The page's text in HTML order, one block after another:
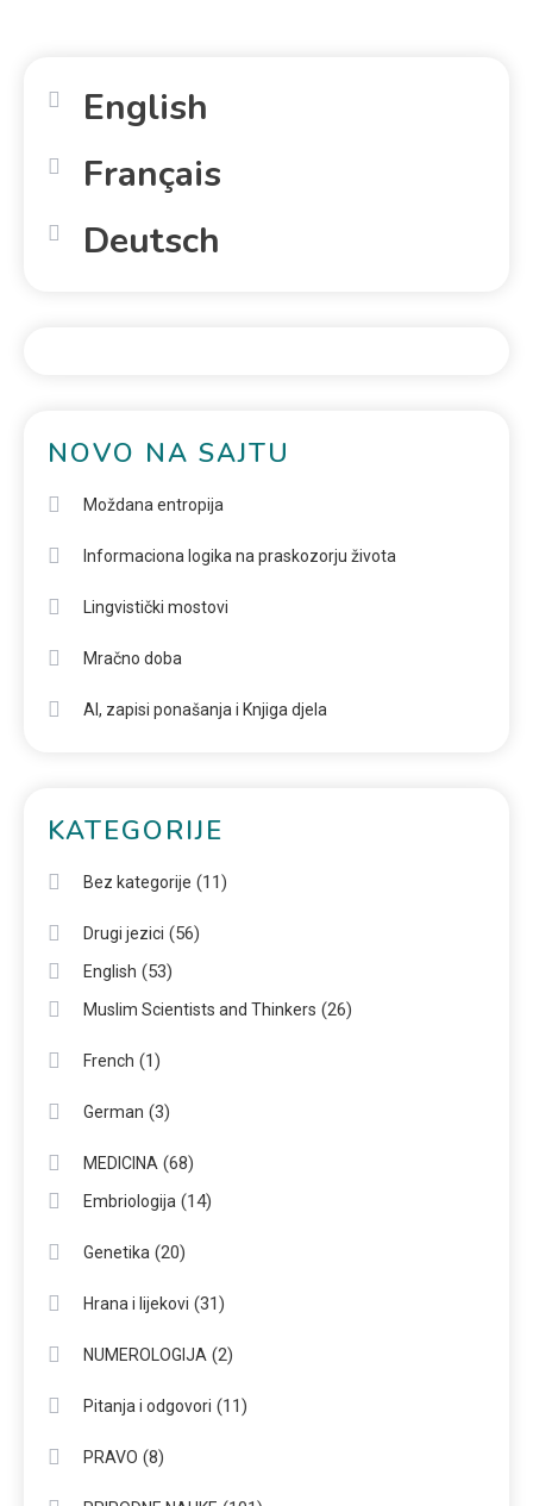
English
Français
Deutsch
NOVO NA SAJTU
Moždana entropija
Informaciona logika na praskozorju života
Lingvistički mostovi
Mračno doba
AI, zapisi ponašanja i Knjiga djela
KATEGORIJE
Bez kategorije (11)
Drugi jezici (56)
English (53)
Muslim Scientists and Thinkers (26)
French (1)
German (3)
MEDICINA (68)
Embriologija (14)
Genetika (20)
Hrana i lijekovi (31)
NUMEROLOGIJA (2)
Pitanja i odgovori (11)
PRAVO (8)